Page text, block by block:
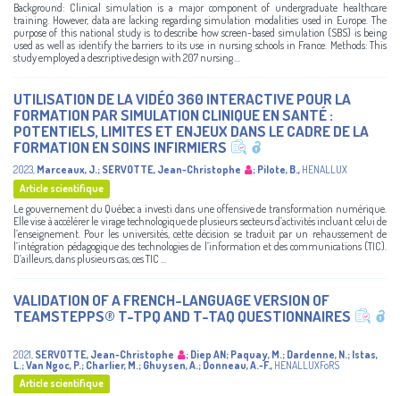
Background: Clinical simulation is a major component of undergraduate healthcare
training. However, data are lacking regarding simulation modalities used in Europe. The
purpose of this national study is to describe how screen-based simulation (SBS) is being
used as well as identify the barriers to its use in nursing schools in France. Methods: This
study employed a descriptive design with 207 nursing ...
UTILISATION DE LA VIDÉO 360 INTERACTIVE POUR LA
FORMATION PAR SIMULATION CLINIQUE EN SANTÉ :
POTENTIELS, LIMITES ET ENJEUX DANS LE CADRE DE LA
FORMATION EN SOINS INFIRMIERS
2023, Marceaux, J.; SERVOTTE, Jean-Christophe ; Pilote, B., HENALLUX
Article scientifique
Le gouvernement du Québec a investi dans une offensive de transformation numérique.
Elle vise à accélérer le virage technologique de plusieurs secteurs d’activités incluant celui de
l’enseignement. Pour les universités, cette décision se traduit par un rehaussement de
l’intégration pédagogique des technologies de l’information et des communications (TIC).
D’ailleurs, dans plusieurs cas, ces TIC ...
VALIDATION OF A FRENCH-LANGUAGE VERSION OF
TEAMSTEPPS® T-TPQ AND T-TAQ QUESTIONNAIRES
2021, SERVOTTE, Jean-Christophe ; Diep AN; Paquay, M.; Dardenne, N.; Istas,
L.;Van Ngoc, P.; Charlier, M.; Ghuysen, A.; Donneau, A.-F., HENALLUXFoRS
Article scientifique